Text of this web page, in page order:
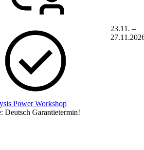
Power Workshop
Deutsch Garantietermin!
23.11. –